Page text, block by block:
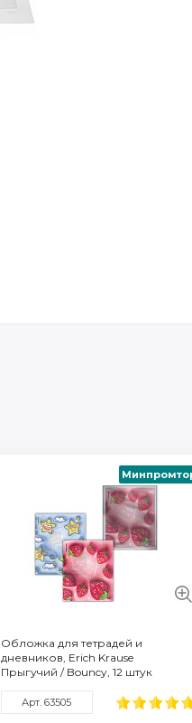
Формат / объем: A4
Торговая марка: ErichKrause®
Смотреть все характеристики
Обложка для тетрадей и
дневников, Erich Krause
Прыгучий / Bouncy, 12 штук
Арт. 63505